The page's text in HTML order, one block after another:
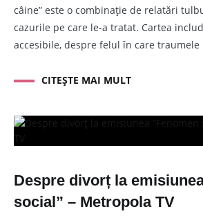
câine” este o combinație de relatări
cazurile pe care le-a tratat. Cartea
accesibile, despre felul în care
CITEȘTE MAI MULT
Despre divorț la
social” – Metropola TV